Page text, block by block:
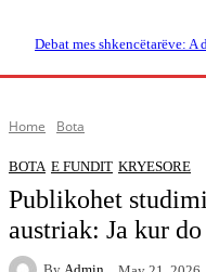
Debat mes shkencëtarëve:
Home Bota
BOTA E FUNDIT KRYESORE
Publikohet
austriak: Ja kur